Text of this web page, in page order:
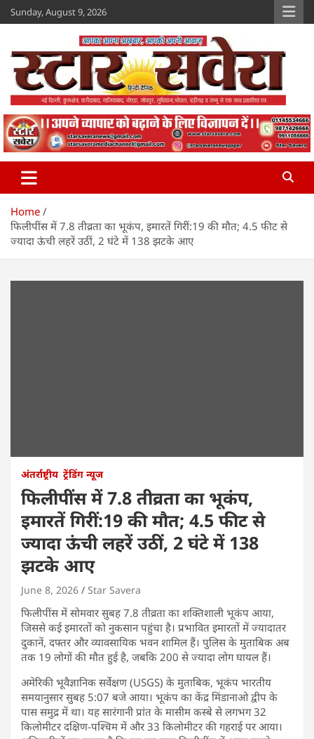
Skip
to
Sunday, August 9, 2026
Star Savera
www.starsavera.com
Home
फिलीपींस में 7.8 तीव्रता का भूकंप, इमारतें गिरीं:19 की मौत; 4.5 फीट से
ज्यादा ऊंची लहरें उठीं, 2 घंटे में 138 झटके आए
अंतर्राष्ट्रीय ट्रेंडिंग न्यूज
फिलीपींस में 7.8 तीव्रता का भूकंप,
इमारतें गिरीं:19 की मौत; 4.5 फीट से
ज्यादा ऊंची लहरें उठीं, 2 घंटे में 138
झटके आए
June 8, 2026 Star Savera
फिलीपींस में सोमवार सुबह 7.8 तीव्रता का शक्तिशाली भूकंप आया,
जिससे कई इमारतों को नुकसान पहुंचा है। प्रभावित इमारतों में ज्यादातर
दुकानें, दफ्तर और व्यावसायिक भवन शामिल हैं। पुलिस के मुताबिक अब
तक 19 लोगों की मौत हुई है, जबकि 200 से ज्यादा लोग घायल हैं।
अमेरिकी भूवैज्ञानिक सर्वेक्षण (USGS) के मुताबिक, भूकंप भारतीय
समयानुसार सुबह 5:07 बजे आया। भूकंप का केंद्र मिंडानाओ द्वीप के
पास समुद्र में था। यह सारंगानी प्रांत के मासीम कस्बे से लगभग 32
किलोमीटर दक्षिण-पश्चिम में और 33 किलोमीटर की गहराई पर आया।